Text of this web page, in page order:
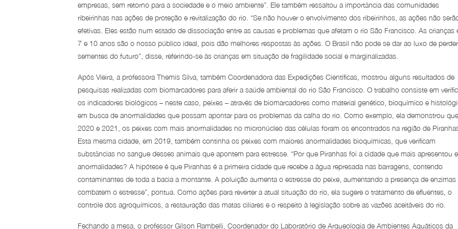
empresas, sem retorno para a sociedade e o meio ambiente”. Ele também ressaltou a importância das comunidades
ribeirinhas nas ações de proteção e revitalização do rio. “Se não houver o envolvimento dos ribeirinhos, as ações não
efetivas. Eles estão num estado de dissociação entre as causas e problemas que afetam o rio São Francisco. As crianças
7 e 10 anos são o nosso público ideal, pois dão melhores respostas às ações. O Brasil não pode se dar ao luxo de
sementes do futuro”, disse, referindo-se às crianças em situação de fragilidade social e marginalizadas.
Após Vieira, a professora Themis Silva, também Coordenadora das Expedições Científicas, mostrou alguns resultados de
pesquisas realizadas com biomarcadores para aferir a saúde ambiental do rio São Francisco. O trabalho consiste em
os indicadores biológicos – neste caso, peixes – através de biomarcadores como material genético, bioquímico e
em busca de anormalidades que possam apontar para os problemas da calha do rio. Como exemplo, ela demonstrou
2020 e 2021, os peixes com mais anormalidades no micronúcleo das células foram os encontrados na região de
Esta mesma cidade, em 2019, também continha os peixes com maiores anormalidades bioquímicas, que verificam
substâncias no sangue desses animais que apontem para estresse. “Por que Piranhas foi a cidade que mais apresentou
anormalidades? A hipótese é que Piranhas é a primeira cidade que recebe a água represada nas barragens, contendo
contaminantes de toda a bacia a montante. A poluição aumenta o estresse do peixe, aumentando a presença de enzimas
combatem o estresse”, pontua. Como ações para reverter a atual situação do rio, ela sugere o tratamento de efluentes, o
controle dos agroquímicos, a restauração das matas ciliares e o respeito à legislação sobre as vazões aceitáveis do rio.
Fechando a mesa, o professor Gilson Rambelli, Coordenador do Laboratório de Arqueologia de Ambientes Aquáticos da